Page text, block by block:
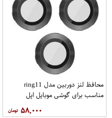
محافظ لنز دوربین مدل ring11
مناسب برای گوشی موبایل اپل
۵۸,۰۰۰